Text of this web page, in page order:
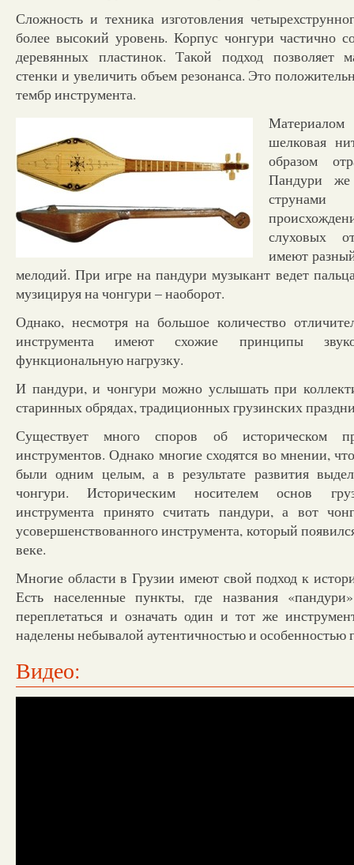
Сложность и техника изготовления
более высокий уровень. Корпус чонгури частично
деревянных пластинок. Такой подход позволяет
стенки и увеличить объем резонанса. Это
тембр инструмента.
шелковая
образом
Пандури же
слуховых
имеют
мелодий. При игре на пандури музыкант ведет
музицируя на чонгури – наоборот.
Однако, несмотря на большое количество
инструмента имеют схожие принципы
функциональную нагрузку.
И пандури, и чонгури можно услышать при
старинных обрядах, традиционных грузинских
Существует много споров об историческом
инструментов. Однако многие сходятся во мнении,
были одним целым, а в результате развития
чонгури. Историческим носителем основ
инструмента принято считать пандури, а вот
усовершенствованного инструмента, который
веке.
Многие области в Грузии имеют свой подход к
Есть населенные пункты, где названия
переплетаться и означать один и тот же
наделены небывалой аутентичностью и особенностью
Видео: